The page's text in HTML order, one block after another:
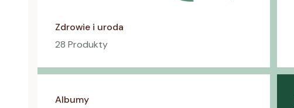
Zdrowie i uroda
28 Produkty
Albumy